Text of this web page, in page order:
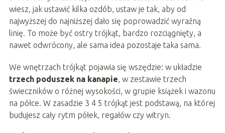
wiesz, jak ustawić kilka ozdób, ustaw je tak, aby od
najwyższej do najniższej dało się poprowadzić wyraźną
linię. To może być ostry trójkąt, bardzo rozciągnięty, a
nawet odwrócony, ale sama idea pozostaje taka sama.
We wnętrzach trójkąt pojawia się wszędzie: w układzie
trzech poduszek na kanapie, w zestawie trzech
świeczników o różnej wysokości, w grupie książek i wazonu
na półce. W zasadzie 3 4 5 trójkąt jest podstawą, na której
budujesz cały rytm półek, regałów czy witryn.